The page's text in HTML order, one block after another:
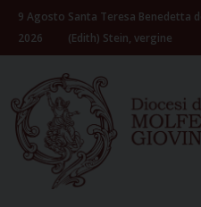
Skip
content
9 Agosto
2026
Santa Teresa Benedetta
(Edith) Stein, vergine